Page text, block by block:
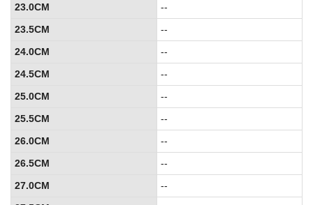
23.0CM
--
23.5CM
--
24.0CM
--
24.5CM
--
25.0CM
--
25.5CM
--
26.0CM
--
26.5CM
--
27.0CM
--